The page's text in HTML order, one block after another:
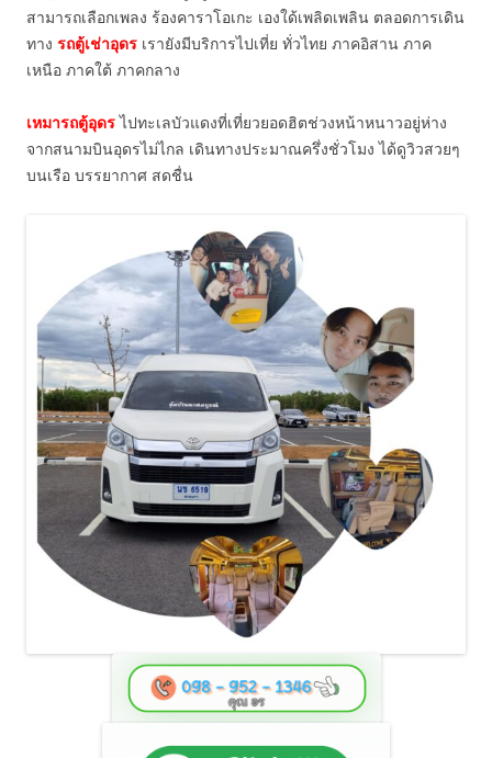
สามารถเลือกเพลง ร้องคาราโอเกะ เองใด้เพลิดเพลิน ตลอดการเดิน
ทาง รถตู้เช่าอุดร เรายังมีบริการไปเที่ย ทั่วไทย ภาคอิสาน ภาค
เหนือ ภาคใต้ ภาคกลาง
เหมารถตู้อุดรไปทะเลบัวแดงที่เที่ยวยอดฮิตช่วงหน้าหนาวอยู่ห่าง
จากสนามบินอุดรไม่ไกล เดินทางประมาณครึ่งชั่วโมง ได้ดูวิวสวยๆ
บนเรือ บรรยากาศ สดชื่น